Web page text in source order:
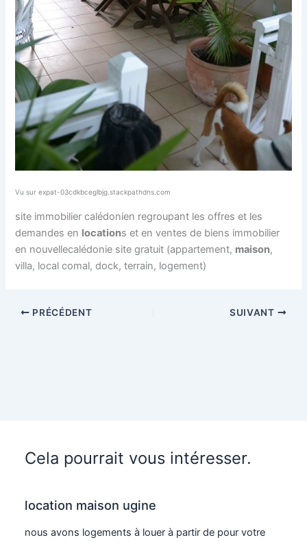
Vu sur expat-03cdkbceglbjg.stackpathdns.com
site immobilier calédonien regroupant les offres et les
demandes en locations et en ventes de biens immobilier
en nouvellecalédonie site gratuit (appartement, maison,
villa, local comal, dock, terrain, logement)
PRÉCÉDENT SUIVANT
Cela pourrait vous intéresser.
location maison ugine
nous avons logements à louer à partir de pour votre